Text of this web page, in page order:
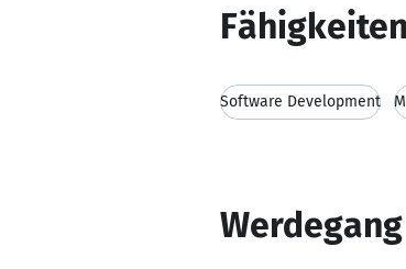
Software Development
Werdegang